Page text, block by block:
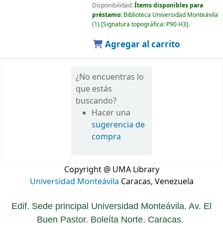
Disponibilidad:Ítems disponibles para
préstamo: Biblioteca Universidad Monteávila
(1) Signatura topográfica: P90 H3 .
Agregar al carrito
¿No encuentras lo
que estás
buscando?
Hacer una
sugerencia de
compra
Copyright @ UMA Library
Universidad Monteávila Caracas, Venezuela
Edif. Sede principal Universidad Monteávila. Av. El
Buen Pastor. Boleíta Norte. Caracas.